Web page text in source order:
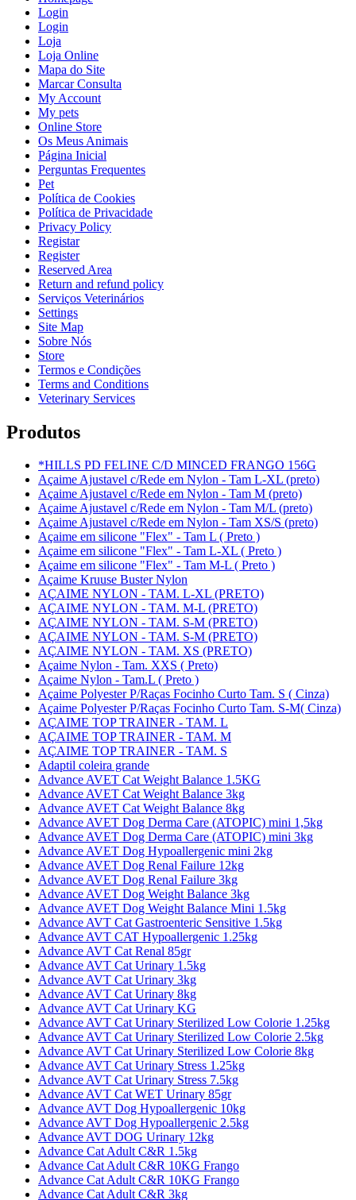
Login
Login
Loja
Loja Online
Mapa do Site
Marcar Consulta
My Account
My pets
Online Store
Os Meus Animais
Página Inicial
Perguntas Frequentes
Pet
Política de Cookies
Política de Privacidade
Privacy Policy
Registar
Register
Reserved Area
Return and refund policy
Serviços Veterinários
Settings
Site Map
Sobre Nós
Store
Termos e Condições
Terms and Conditions
Veterinary Services
Produtos
*HILLS PD FELINE C/D MINCED FRANGO 156G
Açaime Ajustavel c/Rede em Nylon - Tam L-XL (preto)
Açaime Ajustavel c/Rede em Nylon - Tam M (preto)
Açaime Ajustavel c/Rede em Nylon - Tam M/L (preto)
Açaime Ajustavel c/Rede em Nylon - Tam XS/S (preto)
Açaime em silicone "Flex" - Tam L ( Preto )
Açaime em silicone "Flex" - Tam L-XL ( Preto )
Açaime em silicone "Flex" - Tam M-L ( Preto )
Açaime Kruuse Buster Nylon
AÇAIME NYLON - TAM. L-XL (PRETO)
AÇAIME NYLON - TAM. M-L (PRETO)
AÇAIME NYLON - TAM. S-M (PRETO)
AÇAIME NYLON - TAM. S-M (PRETO)
AÇAIME NYLON - TAM. XS (PRETO)
Açaime Nylon - Tam. XXS ( Preto)
Açaime Nylon - Tam.L ( Preto )
Açaime Polyester P/Raças Focinho Curto Tam. S ( Cinza)
Açaime Polyester P/Raças Focinho Curto Tam. S-M( Cinza)
AÇAIME TOP TRAINER - TAM. L
AÇAIME TOP TRAINER - TAM. M
AÇAIME TOP TRAINER - TAM. S
Adaptil coleira grande
Advance AVET Cat Weight Balance 1.5KG
Advance AVET Cat Weight Balance 3kg
Advance AVET Cat Weight Balance 8kg
Advance AVET Dog Derma Care (ATOPIC) mini 1,5kg
Advance AVET Dog Derma Care (ATOPIC) mini 3kg
Advance AVET Dog Hypoallergenic mini 2kg
Advance AVET Dog Renal Failure 12kg
Advance AVET Dog Renal Failure 3kg
Advance AVET Dog Weight Balance 3kg
Advance AVET Dog Weight Balance Mini 1.5kg
Advance AVT Cat Gastroenteric Sensitive 1.5kg
Advance AVT CAT Hypoallergenic 1.25kg
Advance AVT Cat Renal 85gr
Advance AVT Cat Urinary 1.5kg
Advance AVT Cat Urinary 3kg
Advance AVT Cat Urinary 8kg
Advance AVT Cat Urinary KG
Advance AVT Cat Urinary Sterilized Low Colorie 1.25kg
Advance AVT Cat Urinary Sterilized Low Colorie 2.5kg
Advance AVT Cat Urinary Sterilized Low Colorie 8kg
Advance AVT Cat Urinary Stress 1.25kg
Advance AVT Cat Urinary Stress 7.5kg
Advance AVT Cat WET Urinary 85gr
Advance AVT Dog Hypoallergenic 10kg
Advance AVT Dog Hypoallergenic 2.5kg
Advance AVT DOG Urinary 12kg
Advance Cat Adult C&R 1.5kg
Advance Cat Adult C&R 10KG Frango
Advance Cat Adult C&R 10KG Frango
Advance Cat Adult C&R 3kg